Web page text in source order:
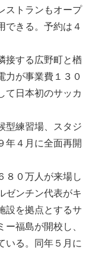
ストランもオープ
できる。予約は４
接する広野町と楢
力が事業費１３０
て日本初のサッカ
型練習場、スタジ
年４月に全面再開
８０万人が来場し
ゼンチン代表がキ
設を拠点とするサ
福島が開校し、
いる。同年５月に